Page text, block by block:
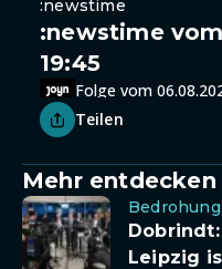
:newstime
:newstime
19:45
Folge vom
Teilen
Mehr entdecken
Leipzig